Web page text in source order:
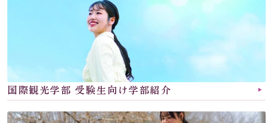
国際観光学部 受験生向け学部紹介 ▶︎